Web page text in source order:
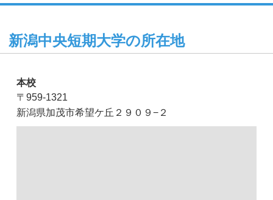
新潟中央短期大学の所在地
本校
〒959-1321
新潟県加茂市希望ケ丘２９０９−２